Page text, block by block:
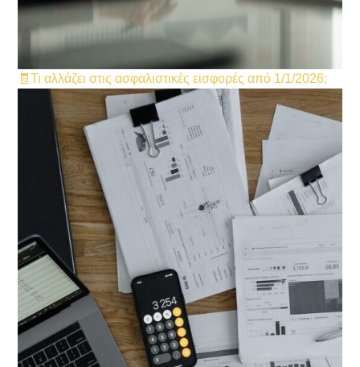
🧾Τι αλλάζει στις ασφαλιστικές εισφορές από 1/1/2026;